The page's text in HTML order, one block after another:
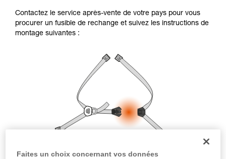
consulter. Vous devez avoir compris les
informations de la notice technique pour
pouvoir comprendre ce complément
Maîtriser ces techniques nécessite une
formation et un entraînement spécifique. Validez
avec un professionnel votre capacité à refaire
la manipulation, seul, en toute sécurité, avant
de la reproduire en autonomie.
Nous donnons des exemples de techniques
liées à votre activité. Il peut en exister d’autres
que nous ne décrivons pas ici.
Contactez le service après-vente de votre pays pour vous
procurer un fusible de rechange et suivez les instructions de
montage suivantes :
Faites un choix concernant vos données